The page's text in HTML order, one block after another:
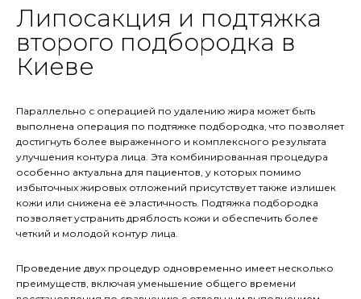
Липосакция и подтяжка
второго подбородка в
Киеве
Параллельно с операцией по удалению жира может быть
выполнена операция по подтяжке подбородка, что позволяет
достигнуть более выраженного и комплексного результата
улучшения контура лица. Эта комбинированная процедура
особенно актуальна для пациентов, у которых помимо
избыточных жировых отложений присутствует также излишек
кожи или снижена её эластичность. Подтяжка подбородка
позволяет устранить дряблость кожи и обеспечить более
четкий и молодой контур лица.
Проведение двух процедур одновременно имеет несколько
преимуществ, включая уменьшение общего времени